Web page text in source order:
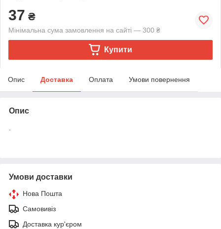
37 ₴
Мінімальна сума замовлення на сайті — 300 ₴
Купити
Опис Доставка Оплата Умови повернення
Опис
Умови доставки
Нова Пошта
Самовивіз
Доставка кур'єром